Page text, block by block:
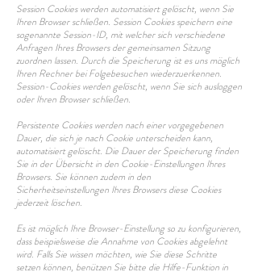
Session Cookies werden automatisiert gelöscht, wenn Sie
Ihren Browser schließen. Session Cookies speichern eine
sogenannte Session-ID, mit welcher sich verschiedene
Anfragen Ihres Browsers der gemeinsamen Sitzung
zuordnen lassen. Durch die Speicherung ist es uns möglich
Ihren Rechner bei Folgebesuchen wiederzuerkennen.
Session-Cookies werden gelöscht, wenn Sie sich ausloggen
oder Ihren Browser schließen.
Persistente Cookies werden nach einer vorgegebenen
Dauer, die sich je nach Cookie unterscheiden kann,
automatisiert gelöscht. Die Dauer der Speicherung finden
Sie in der Übersicht in den Cookie-Einstellungen Ihres
Browsers. Sie können zudem in den
Sicherheitseinstellungen Ihres Browsers diese Cookies
jederzeit löschen.
Es ist möglich Ihre Browser-Einstellung so zu konfigurieren,
dass beispielsweise die Annahme von Cookies abgelehnt
wird. Falls Sie wissen möchten, wie Sie diese Schritte
setzen können, benützen Sie bitte die Hilfe-Funktion in